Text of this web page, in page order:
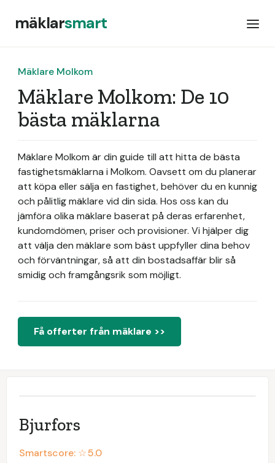
mäklarsmart
Mäklare Molkom
Mäklare Molkom: De 10
bästa mäklarna
Mäklare Molkom är din guide till att hitta de bästa
fastighetsmäklarna i Molkom. Oavsett om du planerar
att köpa eller sälja en fastighet, behöver du en kunnig
och pålitlig mäklare vid din sida. Hos oss kan du
jämföra olika mäklare baserat på deras erfarenhet,
kundomdömen, priser och provisioner. Vi hjälper dig
att välja den mäklare som bäst uppfyller dina behov
och förväntningar, så att din bostadsaffär blir så
smidig och framgångsrik som möjligt.
Få offerter från mäklare >>
Bjurfors
Smartscore: ☆5.0